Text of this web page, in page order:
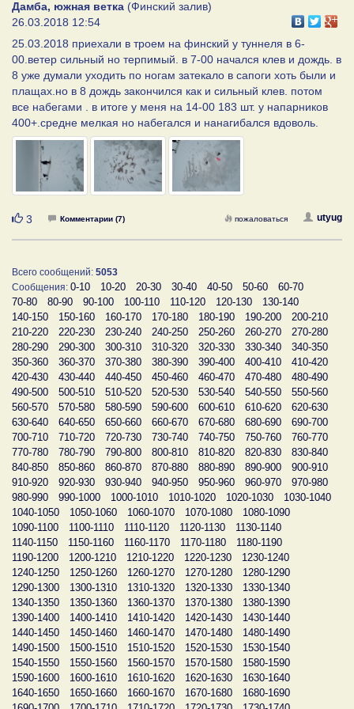
Дамба, южная ветка (Финский залив)
26.03.2018 12:54
25.03.2018 приехали в троем на финский у туннеля в 6-
00.ветер сильный но терпимый. в 7-00 начался клев и дождь. в
8 уже думали уходить по ногам затекало в сапоги хоть были и
плащах.но в 8 дождь закончился как и сильный клев. потом
все набегами . в итоге у меня на 14-00 183 шт. у напарников
400+.средне мелкая но набегался и нанагибался вдоволь.
Нравится
3 Комментарии (7) utyug
пожаловаться
Всего сообщений: 5053
Сообщения: 0-10 10-20 20-30 30-40 40-50 50-60
60-70
70-80
80-90 90-100 100-110 110-120 120-130
130-140
140-150
150-160 160-170 170-180 180-190 190-200
200-210
210-220
220-230 230-240 240-250 250-260 260-270
270-280
280-290
290-300 300-310 310-320 320-330 330-340
340-350
350-360
360-370 370-380 380-390 390-400 400-410
410-420
420-430
430-440 440-450 450-460 460-470 470-480
480-490
490-500
500-510 510-520 520-530 530-540 540-550
550-560
560-570
570-580 580-590 590-600 600-610 610-620
620-630
630-640
640-650 650-660 660-670 670-680 680-690
690-700
700-710
710-720 720-730 730-740 740-750 750-760
760-770
770-780
780-790 790-800 800-810 810-820 820-830
830-840
840-850
850-860 860-870 870-880 880-890 890-900
900-910
910-920
920-930 930-940 940-950 950-960 960-970
970-980
980-990
990-1000 1000-1010 1010-1020 1020-1030
1030-1040
1040-1050
1050-1060 1060-1070 1070-1080
1080-1090
1090-1100
1100-1110 1110-1120 1120-1130
1130-1140
1140-1150
1150-1160 1160-1170 1170-1180
1180-1190
1190-1200
1200-1210 1210-1220 1220-1230
1230-1240
1240-1250
1250-1260 1260-1270 1270-1280
1280-1290
1290-1300
1300-1310 1310-1320 1320-1330
1330-1340
1340-1350
1350-1360 1360-1370 1370-1380
1380-1390
1390-1400
1400-1410 1410-1420 1420-1430
1430-1440
1440-1450
1450-1460 1460-1470 1470-1480
1480-1490
1490-1500
1500-1510 1510-1520 1520-1530
1530-1540
1540-1550
1550-1560 1560-1570 1570-1580
1580-1590
1590-1600
1600-1610 1610-1620 1620-1630
1630-1640
1640-1650
1650-1660 1660-1670 1670-1680
1680-1690